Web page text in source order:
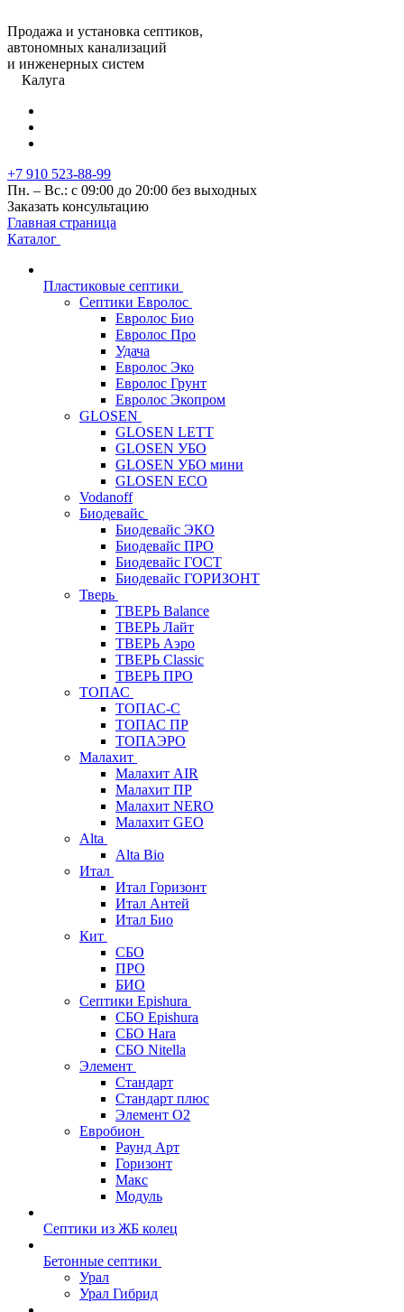
Продажа и установка септиков,
автономных канализаций
и инженерных систем
Калуга
+7 910 523-88-99
Пн. – Вс.: с 09:00 до 20:00 без выходных
Заказать консультацию
Главная страница
Каталог
Пластиковые септики
Септики Евролос
Евролос Био
Евролос Про
Удача
Евролос Эко
Евролос Грунт
Евролос Экопром
GLOSEN
GLOSEN LETT
GLOSEN УБО
GLOSEN УБО мини
GLOSEN ECO
Vodanoff
Биодевайс
Биодевайс ЭКО
Биодевайс ПРО
Биодевайс ГОСТ
Биодевайс ГОРИЗОНТ
Тверь
ТВЕРЬ Balance
ТВЕРЬ Лайт
ТВЕРЬ Аэро
ТВЕРЬ Classic
ТВЕРЬ ПРО
ТОПАС
ТОПАС-С
ТОПАС ПР
ТОПАЭРО
Малахит
Малахит AIR
Малахит ПР
Малахит NERO
Малахит GEO
Alta
Alta Bio
Итал
Итал Горизонт
Итал Антей
Итал Био
Кит
СБО
ПРО
БИО
Септики Epishura
СБО Epishura
СБО Hara
СБО Nitella
Элемент
Стандарт
Стандарт плюс
Элемент О2
Евробион
Раунд Арт
Горизонт
Макс
Модуль
Септики из ЖБ колец
Бетонные септики
Урал
Урал Гибрид